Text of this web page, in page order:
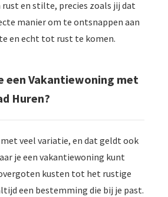
en stilte, precies zoals jij dat
manier om te ontsnappen aan
en echt tot rust te komen.
een Vakantiewoning met
Huren?
met veel variatie, en dat geldt ook
je een vakantiewoning kunt
kusten tot het rustige
een bestemming die bij je past.